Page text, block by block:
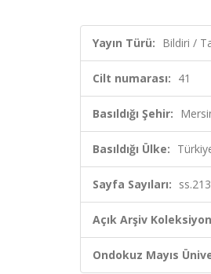
Yayın Türü: Bildiri /
Cilt numarası: 41
Basıldığı Şehir:
Basıldığı Ülke:
Sayfa Sayıları:
Açık Arşiv
Ondokuz Mayıs